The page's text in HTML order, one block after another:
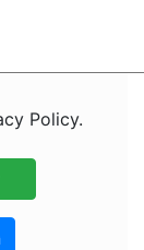
Policy.